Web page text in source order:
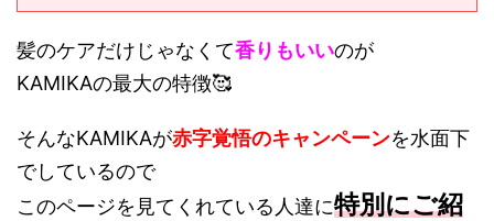
髪のケアだけじゃなくて香りもいいのが
KAMIKAの最大の特徴🥰
そんなKAMIKAが赤字覚悟のキャンペーンを水面下
でしているので
このページを見てくれている人達に特別にご紹